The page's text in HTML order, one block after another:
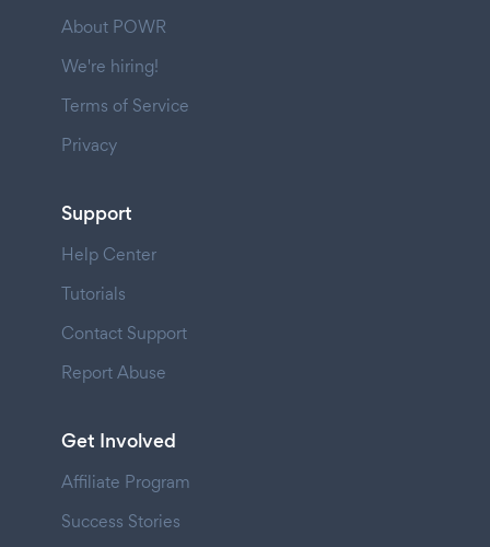
About POWR
We're hiring!
Terms of Service
Privacy
Support
Help Center
Tutorials
Contact Support
Report Abuse
Get Involved
Affiliate Program
Success Stories